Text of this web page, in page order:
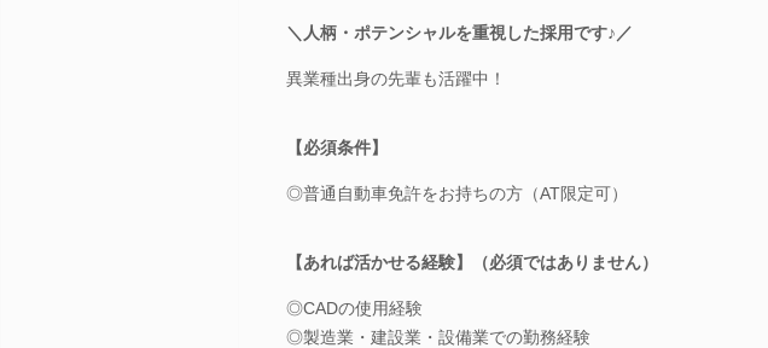
＼人柄・ポテンシャルを重視した採用です♪／
異業種出身の先輩も活躍中！
【必須条件】
◎普通自動車免許をお持ちの方（AT限定可）
【あれば活かせる経験】（必須ではありません）
◎CADの使用経験
◎製造業・建設業・設備業での勤務経験